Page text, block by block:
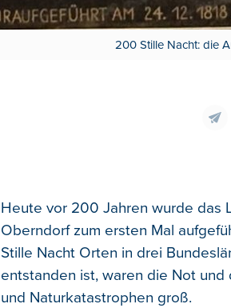
200 Stille Nacht: die
Heute vor 200 Jahren wurde das
Oberndorf zum ersten Mal
Stille Nacht Orten in drei
entstanden ist, waren die Not
und Naturkatastrophen groß.